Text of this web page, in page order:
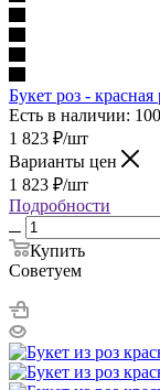
Букет роз -
Есть в наличии: 100
1 823 ₽/шт
Варианты цен
1 823 ₽/шт
Подробности
Купить
Советуем